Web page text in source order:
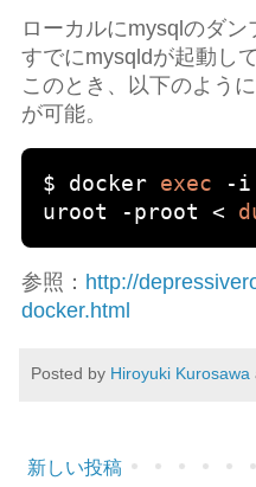
ローカルにmysqlのダン
すでにmysqldが起動し
このとき、以下のよう
が可能。
$ docker exec - i
uroot
- proot <
参照： http://
docker.html
Posted by Hiroyuki Kurosawa
新しい投稿